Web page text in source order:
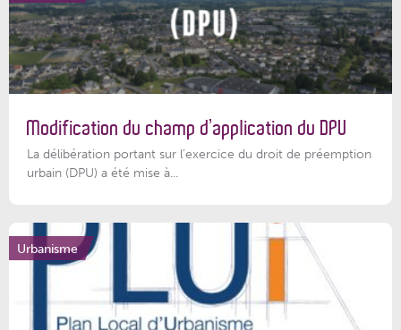
Modification du champ d’application du DPU
La délibération portant sur l’exercice du droit de préemption
urbain (DPU) a été mise à...
Urbanisme